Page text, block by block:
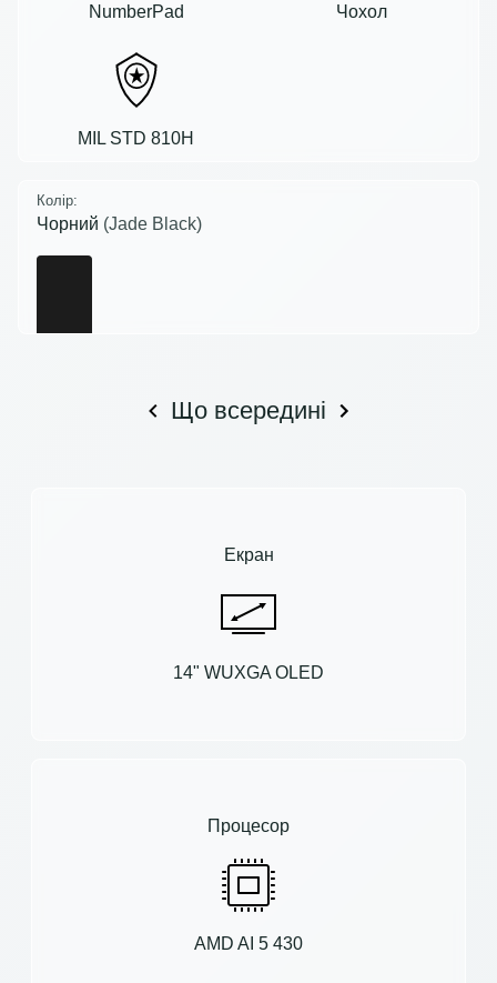
NumberPad Чохол
MIL STD 810H
Колір:
Чорний (Jade Black)
Що всередині
Екран
14" WUXGA OLED
Процесор
AMD AI 5 430